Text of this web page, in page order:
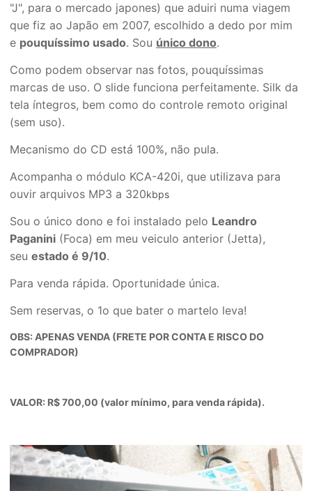
"J", para o mercado japones) que aduiri numa viagem
que fiz ao Japão em 2007, escolhido a dedo por mim
e pouquíssimo usado. Sou único dono.
Como podem observar nas fotos, pouquíssimas
marcas de uso. O slide funciona perfeitamente. Silk da
tela íntegros, bem como do controle remoto original
(sem uso).
Mecanismo do CD está 100%, não pula.
Acompanha o módulo KCA-420i, que utilizava para
ouvir arquivos MP3 a 320kbps
Sou o único dono e foi instalado pelo Leandro
Paganini (Foca) em meu veiculo anterior (Jetta),
seu estado é 9/10.
Para venda rápida. Oportunidade única.
Sem reservas, o 1o que bater o martelo leva!
OBS: APENAS VENDA (FRETE POR CONTA E RISCO DO
COMPRADOR)
VALOR: R$ 700,00 (valor mínimo, para venda rápida).